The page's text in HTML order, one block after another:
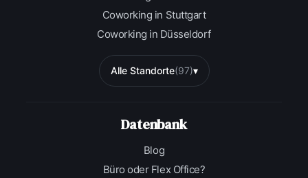
Coworking in Stuttgart
Coworking in Düsseldorf
Alle Standorte(97)▾
Datenbank
Blog
Büro oder Flex Office?